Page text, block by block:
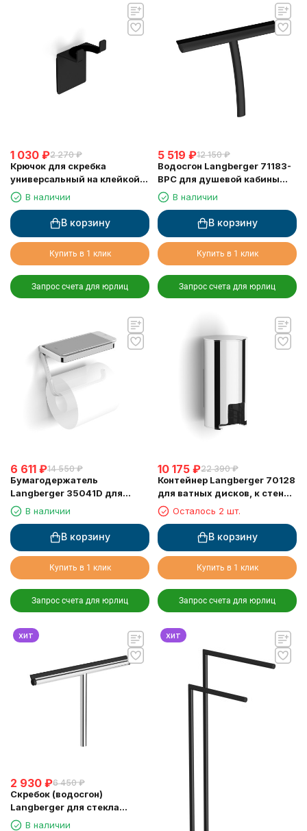
1 030 ₽2 270 ₽
Крючок для скребка
универсальный на клейкой
основе LANGBERGER 75183-
10-00-BPC черный
В наличии
В корзину
Купить в 1 клик
Запрос счета для юрлиц
5 519 ₽12 150 ₽
Водосгон Langberger 71183-
BPC для душевой кабины
черныйВ наличии
В корзину
Купить в 1 клик
Запрос счета для юрлиц
6 611 ₽14 550 ₽
Бумагодержатель
Langberger 35041D для
туалетной бумаги с
прорезиненной полкой хром
В наличии
В корзину
Купить в 1 клик
Запрос счета для юрлиц
10 175 ₽22 390 ₽
Контейнер Langberger 70128
для ватных дисков, к стене,
хромОсталось 2 шт.
В корзину
Купить в 1 клик
Запрос счета для юрлиц
хит
2 930 ₽6 450 ₽
Скребок (водосгон)
Langberger для стекла
зеркала хром (74183)
В наличии
хит